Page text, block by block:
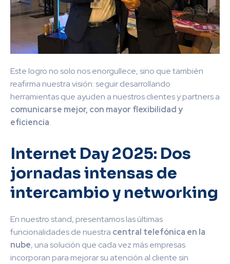
Este logro no solo nos enorgullece, sino que también
reafirma nuestra visión: seguir desarrollando
herramientas que ayuden a nuestros clientes y partners a
comunicarse mejor, con mayor flexibilidad y
eficiencia.
Internet Day 2025: Dos
jornadas intensas de
intercambio y networking
En nuestro stand, presentamos las últimas
funcionalidades de nuestra central telefónica en la
nube, una solución que cada vez más empresas
incorporan para mejorar su atención al cliente sin